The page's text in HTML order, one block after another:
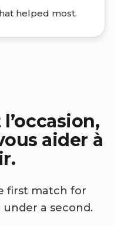
helped most.
aider à
first match for
a second.